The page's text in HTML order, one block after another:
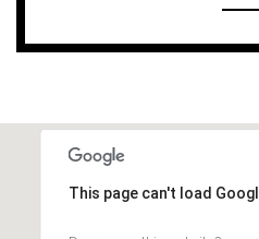
This page can't load